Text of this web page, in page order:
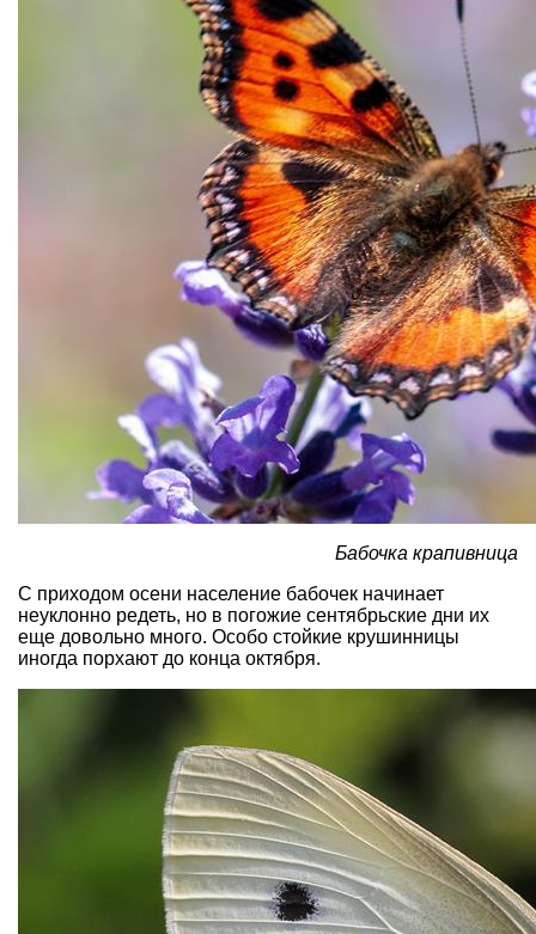
Бабочка крапивница
С приходом осени население бабочек начинает
неуклонно редеть, но в погожие сентябрьские дни их
еще довольно много. Особо стойкие крушинницы
иногда порхают до конца октября.